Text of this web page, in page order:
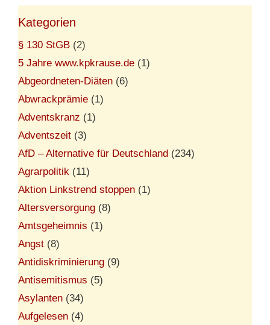
Kategorien
§ 130 StGB (2)
5 Jahre www.kpkrause.de (1)
Abgeordneten-Diäten (6)
Abwrackprämie (1)
Adventskranz (1)
Adventszeit (3)
AfD – Alternative für Deutschland (234)
Agrarpolitik (11)
Aktion Linkstrend stoppen (1)
Altersversorgung (8)
Amtsgeheimnis (1)
Angst (8)
Antidiskriminierung (9)
Antisemitismus (5)
Asylanten (34)
Aufgelesen (4)